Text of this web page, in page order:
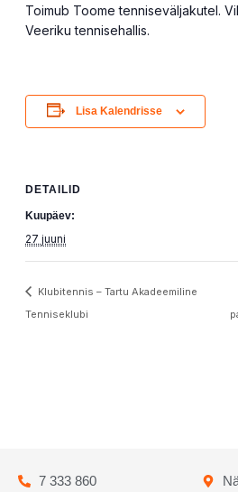
Toimub Toome tenniseväljakutel.
Veeriku tennisehallis.
Lisa Kalendrisse
DETAILID
Kuupäev:
27 juuni
Klubitennis – Tartu Akadeemiline
Tenniseklubi
7 333 860